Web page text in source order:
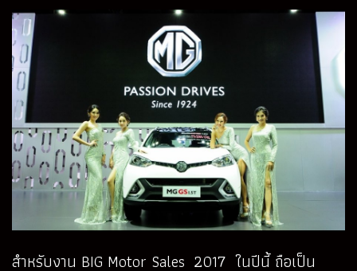
สำหรับงาน BIG Motor Sales 2017 ในปีนี้ ถือเป็น